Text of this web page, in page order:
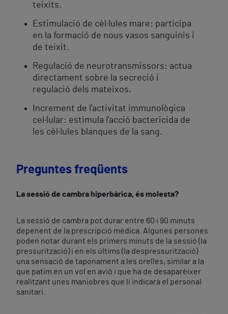
teixits.
Estimulació de cèl·lules mare: participa
en la formació de nous vasos sanguinis i
de teixit.
Regulació de neurotransmissors: actua
directament sobre la secreció i
regulació dels mateixos.
Increment de l’activitat immunològica
cel·lular: estimula l’acció bactericida de
les cèl·lules blanques de la sang.
Preguntes freqüents
La sessió de cambra hiperbàrica, és molesta?
La sessió de cambra pot durar entre 60 i 90 minuts
depenent de la prescripció mèdica. Algunes persones
poden notar durant els primers minuts de la sessió (la
pressurització) i en els últims (la despressurització)
una sensació de taponament a les orelles, similar a la
que patim en un vol en avió i que ha de desaparèixer
realitzant unes maniobres que li indicarà el personal
sanitari.